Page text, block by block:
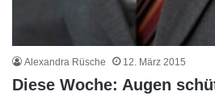
Alexandra Rüsche 12. März 2015
Diese Woche: Augen